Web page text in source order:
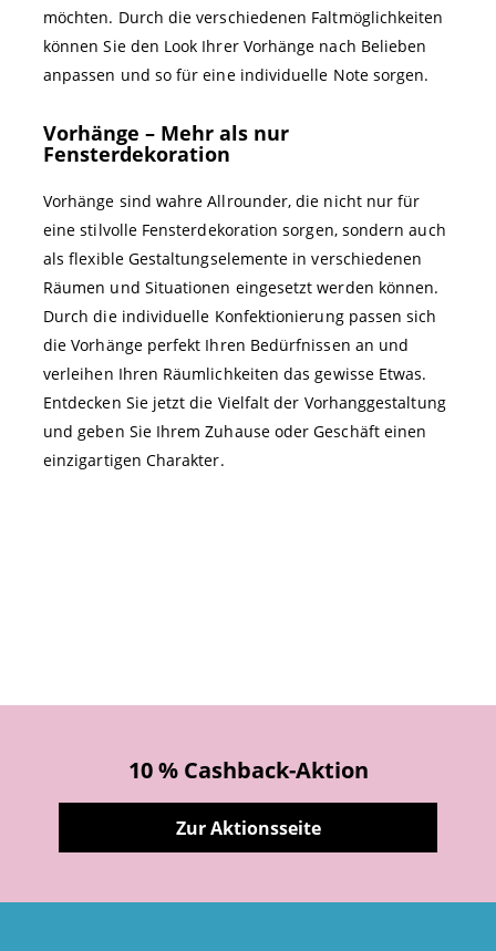
möchten. Durch die verschiedenen Faltmöglichkeiten
können Sie den Look Ihrer Vorhänge nach Belieben
anpassen und so für eine individuelle Note sorgen.
Vorhänge – Mehr als nur
Fensterdekoration
Vorhänge sind wahre Allrounder, die nicht nur für
eine stilvolle Fensterdekoration sorgen, sondern auch
als flexible Gestaltungselemente in verschiedenen
Räumen und Situationen eingesetzt werden können.
Durch die individuelle Konfektionierung passen sich
die Vorhänge perfekt Ihren Bedürfnissen an und
verleihen Ihren Räumlichkeiten das gewisse Etwas.
Entdecken Sie jetzt die Vielfalt der Vorhanggestaltung
und geben Sie Ihrem Zuhause oder Geschäft einen
einzigartigen Charakter.
10 % Cashback-Aktion
Zur Aktionsseite